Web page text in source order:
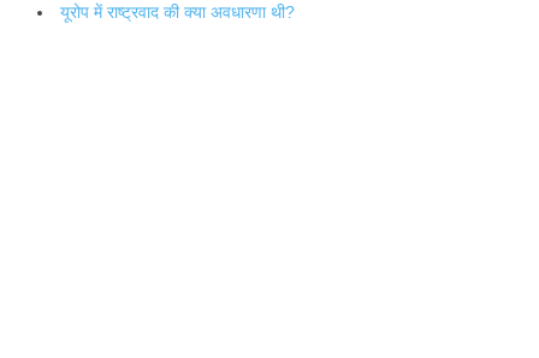
यूरोप में राष्ट्रवाद की क्या अवधारणा थी?